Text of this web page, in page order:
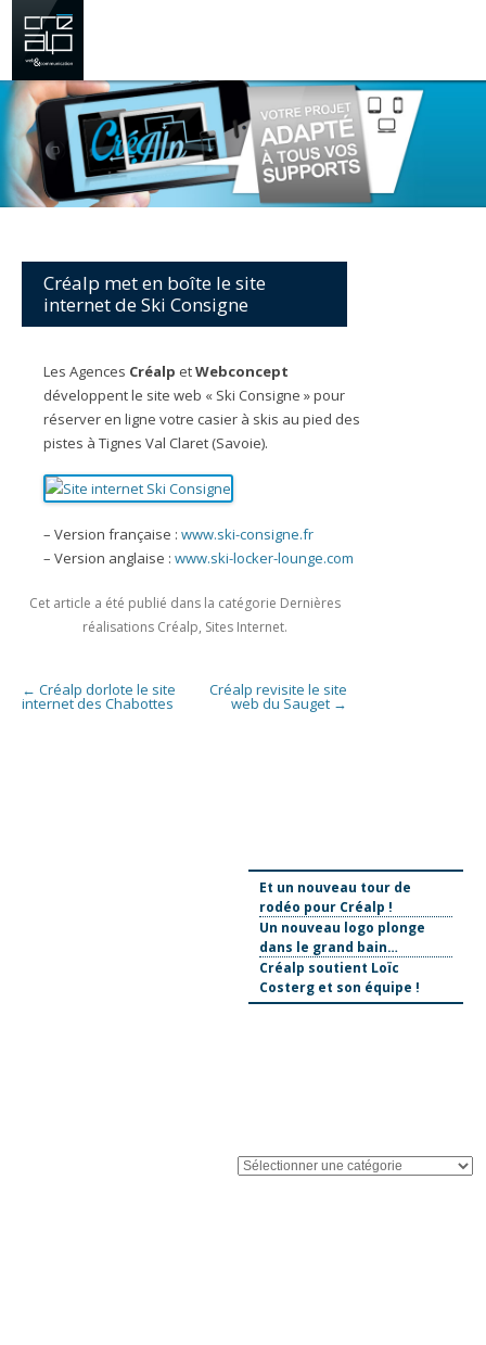
Créalp met en boîte le site
internet de Ski Consigne
Les Agences Créalp etWebconcept
développent le site web « Ski Consigne » pour
réserver en ligne votre casier à skis au pied des
pistes à Tignes Val Claret (Savoie).
– Version française : www.ski-consigne.fr
– Version anglaise : www.ski-locker-lounge.com
Cet article a été publié dans la catégorie Dernières
réalisations Créalp, Sites Internet.
Navigation des articles
← Créalp dorlote le site
internet des Chabottes
Créalp revisite le site
web du Sauget →
Et un nouveau tour de
rodéo pour Créalp !
Un nouveau logo plonge
dans le grand bain…
Créalp soutient Loïc
Costerg et son équipe !